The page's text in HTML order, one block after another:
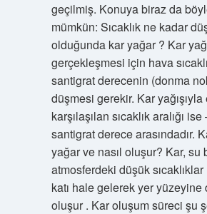
geçilmiş. Konuya biraz da
mümkün: Sıcaklık ne kadar
olduğunda kar yağar ? Kar
gerçekleşmesi için hava
santigrat derecenin (donma
düşmesi gerekir. Kar
karşılaşılan sıcaklık aralığı
santigrat derece arasındadır.
yağar ve nasıl oluşur? Kar, su
atmosferdeki düşük
katı hale gelerek yer
oluşur . Kar oluşum süreci şu